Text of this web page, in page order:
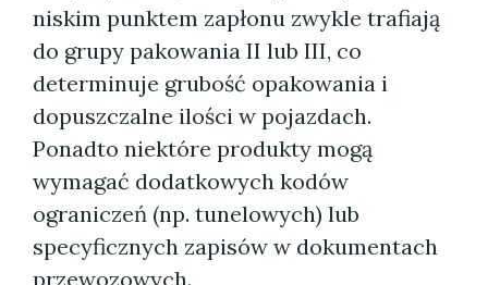
niskim punktem zapłonu zwykle trafiają
do grupy pakowania II lub III, co
determinuje grubość opakowania i
dopuszczalne ilości w pojazdach.
Ponadto niektóre produkty mogą
wymagać dodatkowych kodów
ograniczeń (np. tunelowych) lub
specyficznych zapisów w dokumentach
przewozowych.